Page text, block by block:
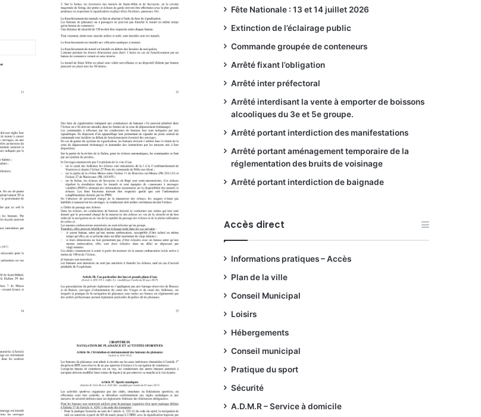
Fête Nationale : 13 et 14 juillet 2026
Extinction de l’éclairage public
Commande groupée de conteneurs
Arrêté fixant l’obligation
Arrêté inter préfectoral
Arrêté interdisant la vente à emporter de boissons
alcooliques du 3e et 5e groupe.
Arrêté portant interdiction des manifestations
Arrêté portant aménagement temporaire de la
réglementation des bruits de voisinage
Arrêté portant interdiction de baignade
Accès direct
Informations pratiques – Accès
Plan de la ville
Conseil Municipal
Loisirs
Hébergements
Conseil municipal
Pratique du sport
Sécurité
A.D.M.R – Service à domicile